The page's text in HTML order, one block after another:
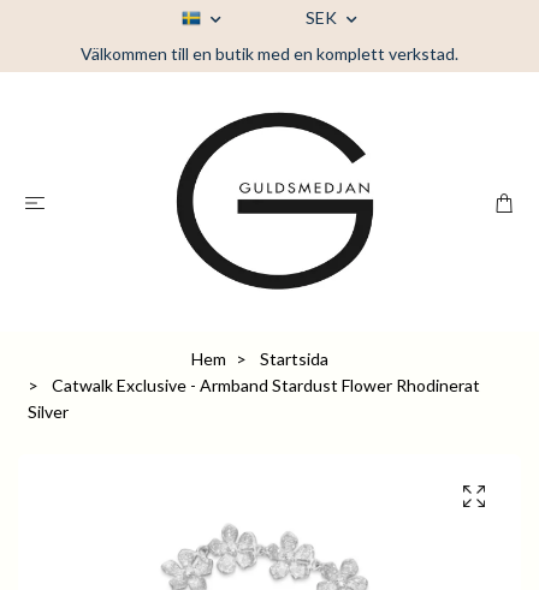
SEK
Välkommen till en butik med en komplett verkstad.
Hem
Startsida
Catwalk Exclusive - Armband Stardust Flower Rhodinerat
Silver